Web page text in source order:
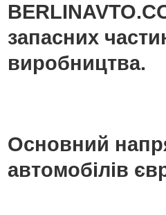
запасних
виробництва.
Основний
автомобілів